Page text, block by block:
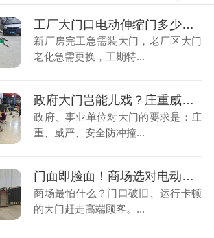
工厂大门口电动伸缩门多少钱一米？工期紧张，着急投产赶安装
新厂房完工急需装大门，老厂区大门
老化急需更换，工期特...
政府大门岂能儿戏？庄重威严且防恐的电动伸缩门定制方案
政府、事业单位对大门的要求是：庄
重、威严、安全防冲撞...
门面即脸面！商场选对电动伸缩门，客流瞬间提升30%？
商场最怕什么？门口破旧、运行卡顿
的大门赶走高端顾客。...